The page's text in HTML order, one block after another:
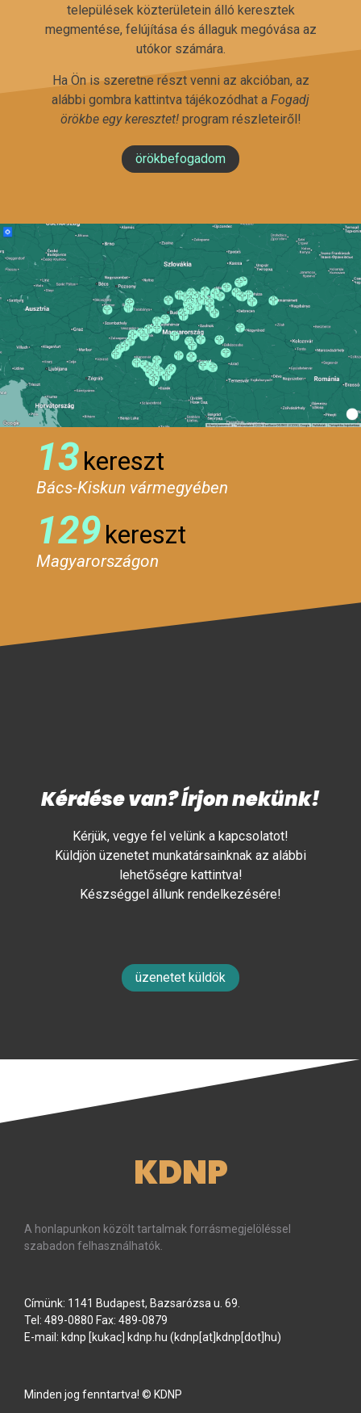
települések közterületein álló keresztek
megmentése, felújítása és állaguk megóvása az
utókor számára.
Ha Ön is szeretne részt venni az akcióban, az
alábbi gombra kattintva tájékozódhat a Fogadj
örökbe egy keresztet!program részleteiről!
örökbefogadom
13kereszt
Bács-Kiskun vármegyében
129kereszt
Magyarországon
Kérdése van? Írjon nekünk!
Kérjük, vegye fel velünk a kapcsolatot!
Küldjön üzenetet munkatársainknak az alábbi
lehetőségre kattintva!
Készséggel állunk rendelkezésére!
üzenetet küldök
KDNP
A honlapunkon közölt tartalmak forrásmegjelöléssel
szabadon felhasználhatók.
Címünk: 1141 Budapest, Bazsarózsa u. 69.
Tel: 489-0880 Fax: 489-0879
E-mail: kdnp [kukac] kdnp hu (kdnp[at]kdnp[dot]hu)
Minden jog fenntartva! © KDNP